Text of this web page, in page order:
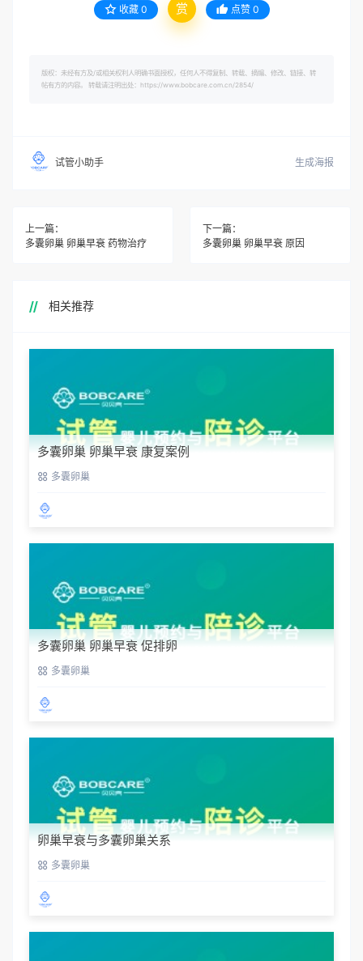
收藏 0 赏 点赞 0
版权：未经有方及/或相关权利人明确书面授权，任何人不得复制、转载、摘编、修改、链接、转
帖有方的内容。 转载请注明出处：https://www.bobcare.com.cn/2854/
试管小助手 生成海报
上一篇：
多囊卵巢 卵巢早衰 药物治疗
下一篇：
多囊卵巢 卵巢早衰 原因
相关推荐
多囊卵巢 卵巢早衰 康复案例
多囊卵巢
多囊卵巢 卵巢早衰 促排卵
多囊卵巢
卵巢早衰与多囊卵巢关系
多囊卵巢